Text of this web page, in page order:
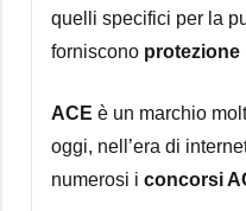
quelli specifici per la
forniscono protezione
ACE è un marchio
oggi, nell’era di
numerosi i concorsi